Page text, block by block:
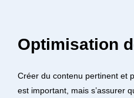
Optimisation
Créer du contenu pertinent et
est important, mais s’assurer